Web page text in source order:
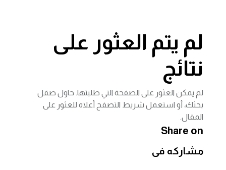
لم يتم العثور على
نتائج
لم يمكن العثور على الصفحة التي طلبتها. حاول صقل
بحثك، أو استعمل شريط التصفح أعلاه للعثور على
المقال.
Share on
مشاركه فى